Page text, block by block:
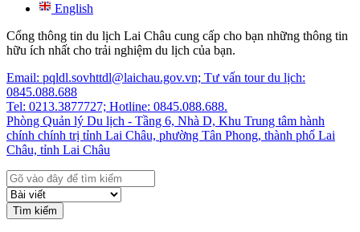
English
Cổng thông tin du lịch Lai Châu cung cấp cho bạn những thông tin
hữu ích nhất cho trải nghiệm du lịch của bạn.
Email: pqldl.sovhttdl@laichau.gov.vn; Tư vấn tour du lịch:
0845.088.688
Tel: 0213.3877727; Hotline: 0845.088.688.
Phòng Quản lý Du lịch - Tầng 6, Nhà D, Khu Trung tâm hành
chính chính trị tỉnh Lai Châu, phường Tân Phong, thành phố Lai
Châu, tỉnh Lai Châu
Tìm kiếm